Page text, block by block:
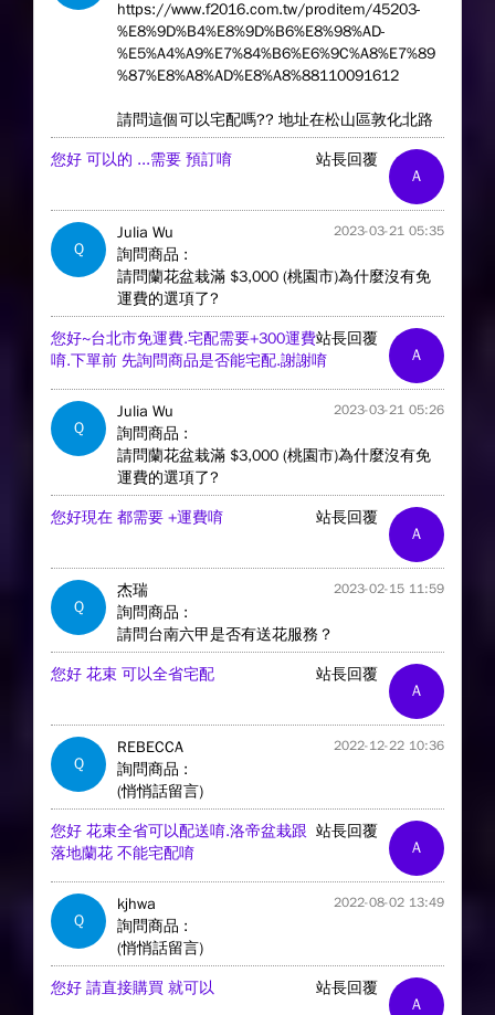
https://www.f2016.com.tw/proditem/45203-
%E8%9D%B4%E8%9D%B6%E8%98%AD-
%E5%A4%A9%E7%84%B6%E6%9C%A8%E7%89
%87%E8%A8%AD%E8%A8%88110091612
請問這個可以宅配嗎?? 地址在松山區敦化北路
A
站長回覆
您好 可以的 ...需要 預訂唷
Q
Julia Wu 2023-03-21 05:35
詢問商品 :
請問蘭花盆栽滿 $3,000 (桃園市)為什麼沒有免
運費的選項了?
A
站長回覆
您好~台北市免運費.宅配需要+300運費
唷.下單前 先詢問商品是否能宅配.謝謝唷
Q
Julia Wu 2023-03-21 05:26
詢問商品 :
請問蘭花盆栽滿 $3,000 (桃園市)為什麼沒有免
運費的選項了?
A
站長回覆
您好現在 都需要 +運費唷
Q
杰瑞 2023-02-15 11:59
詢問商品 :
請問台南六甲是否有送花服務？
A
站長回覆
您好 花束 可以全省宅配
Q
REBECCA 2022-12-22 10:36
詢問商品 :
(悄悄話留言)
A
站長回覆
您好 花束全省可以配送唷.洛帝盆栽跟
落地蘭花 不能宅配唷
Q
kjhwa 2022-08-02 13:49
詢問商品 :
(悄悄話留言)
A
站長回覆
您好 請直接購買 就可以